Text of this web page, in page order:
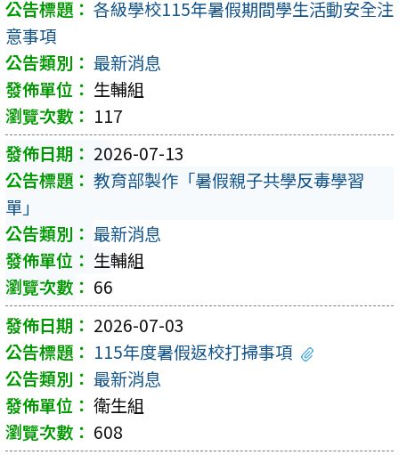
各級學校115年暑假期間學生活動安全注
意事項
最新消息
生輔組
117
2026-07-13
教育部製作「暑假親子共學反毒學習
單」
最新消息
生輔組
66
2026-07-03
115年度暑假返校打掃事項
最新消息
衛生組
608